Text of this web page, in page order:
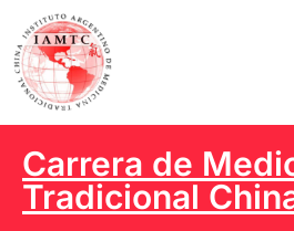
Carrera de
Tradicional